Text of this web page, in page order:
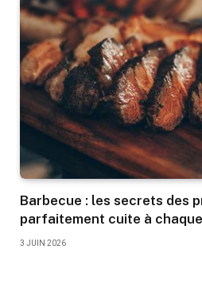
Barbecue : les secrets des
parfaitement cuite à
3 JUIN 2026